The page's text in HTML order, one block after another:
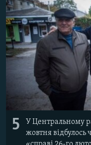
5
У Центральному
жовтня відбулось